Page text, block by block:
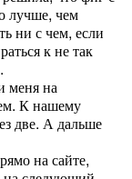
лучше, чем
ни с чем, если
к не так
меня на
К нашему
две. А дальше
на сайте,